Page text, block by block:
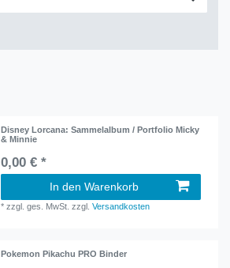
Disney Lorcana: Sammelalbum / Portfolio Micky
& Minnie
0,00 € *
In den Warenkorb
*zzgl. ges. MwSt. zzgl.Versandkosten
Pokemon Pikachu PRO Binder